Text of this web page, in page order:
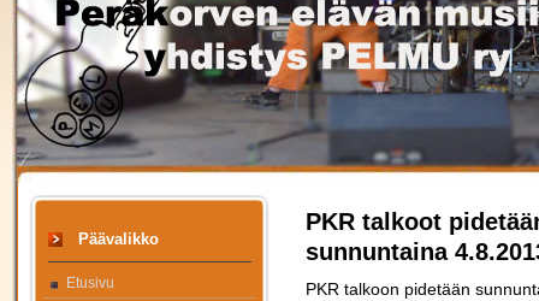
Päävalikko
Etusivu
PKR talkoot
sunnuntaina
PKR talkoon pidetään